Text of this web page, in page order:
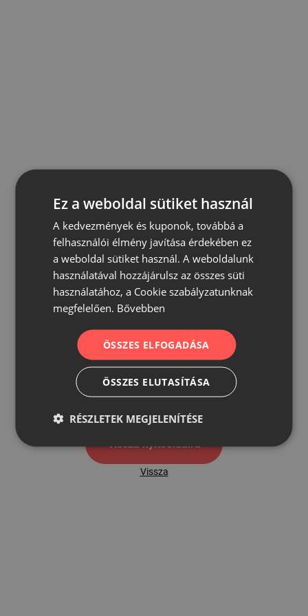
500
Vissza nyítóoldalra
Vissza
Ez a weboldal sütiket használ
A kedvezmények és kuponok, továbbá a
felhasználói élmény javítása érdekében ez
a weboldal sütiket használ. A weboldalunk
használatával hozzájárulsz az összes süti
használatához, a Cookie szabályzatunknak
megfelelően. Bővebben
ÖSSZES ELFOGADÁSA
ÖSSZES ELUTASÍTÁSA
RÉSZLETEK MEGJELENÍTÉSE